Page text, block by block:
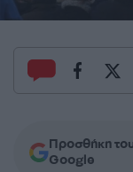
Προσθήκη
Google